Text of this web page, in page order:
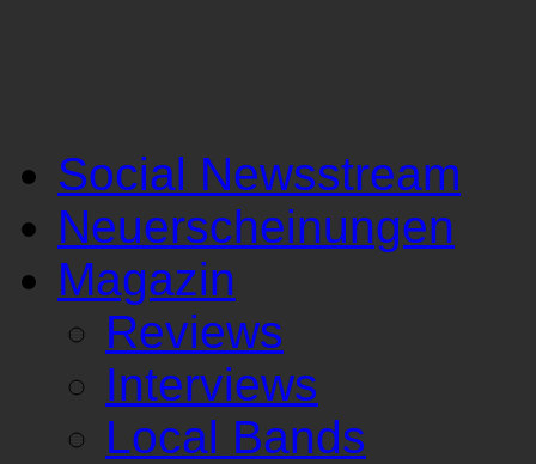
Social Newsstream
Neuerscheinungen
Magazin
Reviews
Interviews
Local Bands